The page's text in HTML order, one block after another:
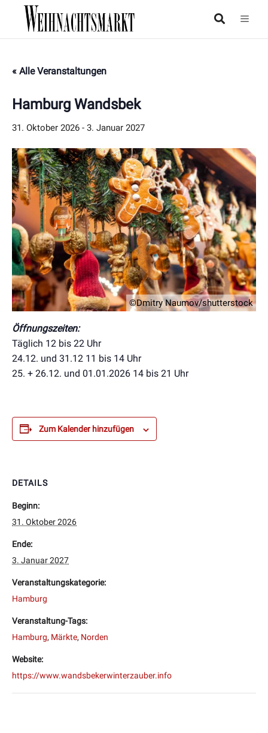
« Alle Veranstaltungen
Hamburg Wandsbek
31. Oktober 2026 - 3. Januar 2027
©Dmitry Naumov/shutterstock
Öffnungszeiten:
Täglich 12 bis 22 Uhr
24.12. und 31.12 11 bis 14 Uhr
25. + 26.12. und 01.01.2026 14 bis 21 Uhr
Zum Kalender hinzufügen
DETAILS
Beginn:
31. Oktober 2026
Ende:
3. Januar 2027
Veranstaltungskategorie:
Hamburg
Veranstaltung-Tags:
Hamburg, Märkte, Norden
Website:
https://www.wandsbekerwinterzauber.info